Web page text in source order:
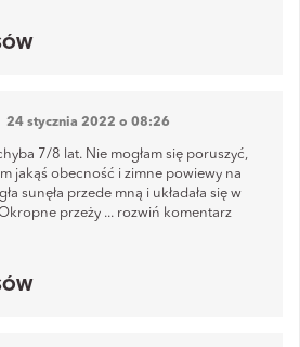
24 stycznia 2022 o 08:26
7/8 lat. Nie mogłam się poruszyć,
jakąś obecność i zimne powiewy na
sunęła przede mną i układała się w
przeży ... rozwiń komentarz